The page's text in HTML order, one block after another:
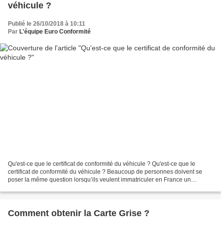
véhicule ?
Publié le 26/10/2018 à 10:11
Par L'équipe Euro Conformité
Qu'est-ce que le certificat de conformité du véhicule ? Qu'est-ce que le
certificat de conformité du véhicule ? Beaucoup de personnes doivent se
poser la même question lorsqu’ils veulent immatriculer en France un
Comment obtenir la Carte Grise ?